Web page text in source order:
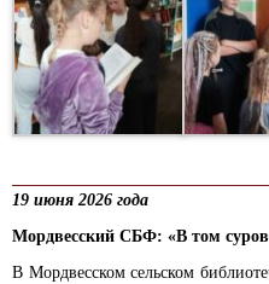
19 июня 2026 года
Мордвесский СБФ: «В том
В Мордвесском сельском